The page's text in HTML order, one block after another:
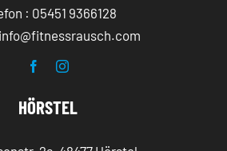
: 05451 9366128
HÖRSTEL